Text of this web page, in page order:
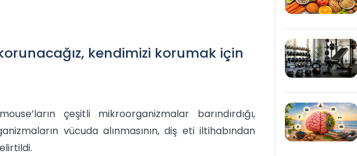
kendimizi korumak için
çeşitli mikroorganizmalar barındırdığı,
vücuda alınmasının, diş eti iltihabından